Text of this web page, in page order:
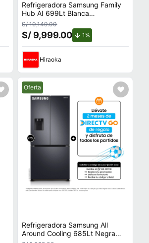
Refrigeradora Samsung Family
Hub AI 699Lt Blanca
RF29DB995012/PE
S/ 10,149.00
S/ 9,999.00 1%
Hiraoka
Mejor precio.
Oferta
Refrigeradora Samsung All
Around Cooling 685Lt Negra